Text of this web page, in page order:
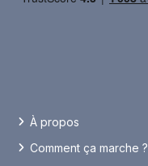
À propos
Comment ça marche ?